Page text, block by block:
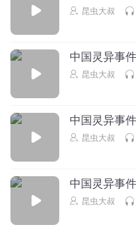
昆虫大叔
中国灵异事
昆虫大叔
中国灵异事
昆虫大叔
中国灵异事
昆虫大叔